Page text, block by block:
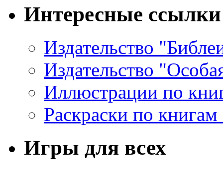
Интересные ссылки
Издательство
Издательство
Иллюстрации по
Раскраски по
Игры для всех